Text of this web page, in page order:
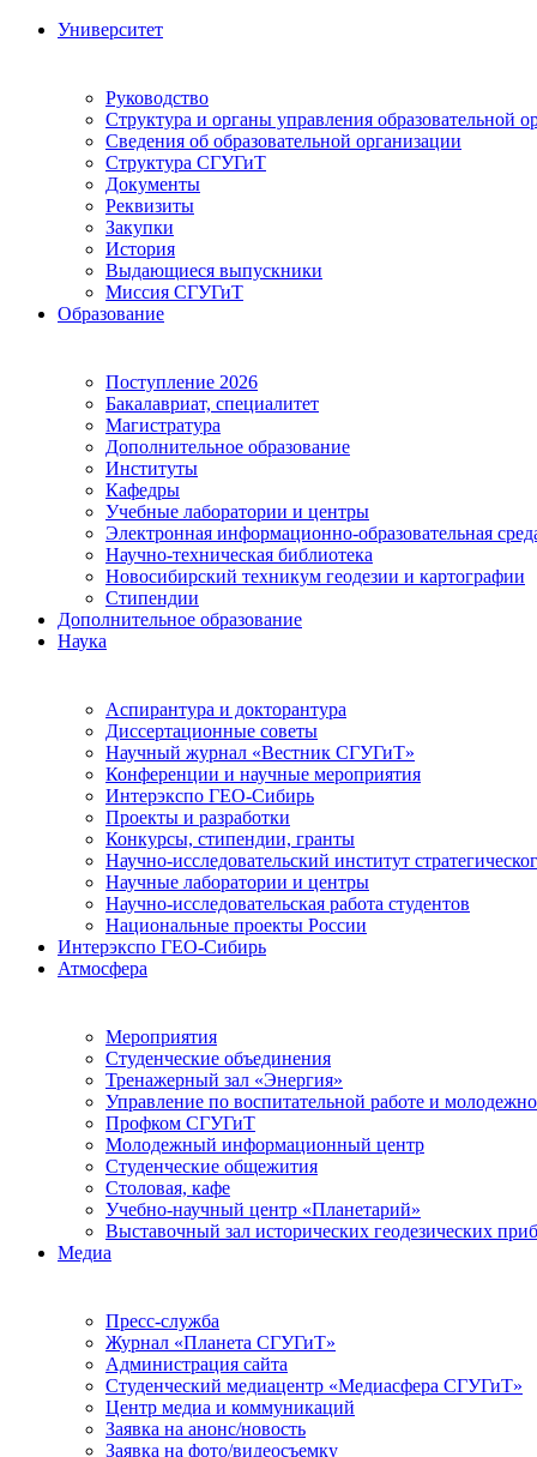
Университет
Руководство
Структура и органы управления образовательной
Сведения об образовательной организации
Структура СГУГиТ
Документы
Реквизиты
Закупки
История
Выдающиеся выпускники
Миссия СГУГиТ
Образование
Поступление 2026
Бакалавриат, специалитет
Магистратура
Дополнительное образование
Институты
Кафедры
Учебные лаборатории и центры
Электронная информационно-образовательная
Научно-техническая библиотека
Новосибирский техникум геодезии и картографии
Стипендии
Дополнительное образование
Наука
Аспирантура и докторантура
Диссертационные советы
Научный журнал «Вестник СГУГиТ»
Конференции и научные мероприятия
Интерэкспо ГЕО-Сибирь
Проекты и разработки
Конкурсы, стипендии, гранты
Научно-исследовательский институт
Научные лаборатории и центры
Научно-исследовательская работа студентов
Национальные проекты России
Интерэкспо ГЕО-Сибирь
Атмосфера
Мероприятия
Студенческие объединения
Тренажерный зал «Энергия»
Управление по воспитательной работе и
Профком СГУГиТ
Молодежный информационный центр
Студенческие общежития
Столовая, кафе
Учебно-научный центр «Планетарий»
Выставочный зал исторических геодезических
Медиа
Пресс-служба
Журнал «Планета СГУГиТ»
Администрация сайта
Студенческий медиацентр «Медиасфера СГУГиТ»
Центр медиа и коммуникаций
Заявка на анонс/новость
Заявка на фото/видеосъемку